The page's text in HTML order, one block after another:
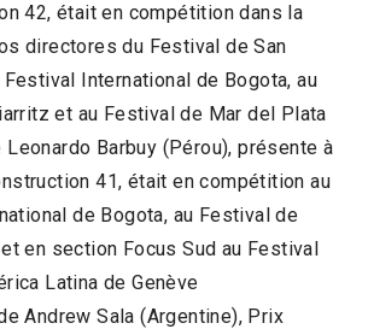
42, était en compétition dans la
directores du Festival de San
Festival International de Bogota, au
et au Festival de Mar del Plata
Leonardo Barbuy (Pérou), présente à
41, était en compétition au
de Bogota, au Festival de
en section Focus Sud au Festival
Latina de Genève
Andrew Sala (Argentine), Prix